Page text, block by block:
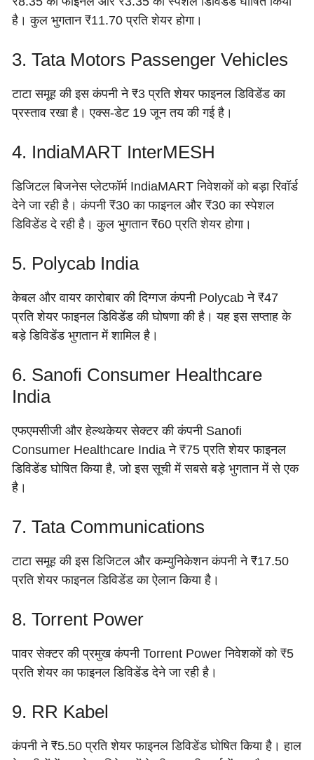
है। कुल भुगतान ₹11.70 प्रति शेयर होगा।
3. Tata Motors Passenger Vehicles
टाटा समूह की इस कंपनी ने ₹3 प्रति शेयर फाइनल डिविडेंड का
प्रस्ताव रखा है। एक्स-डेट 19 जून तय की गई है।
4. IndiaMART InterMESH
डिजिटल बिजनेस प्लेटफॉर्म IndiaMART निवेशकों को बड़ा रिवॉर्ड
देने जा रही है। कंपनी ₹30 का फाइनल और ₹30 का स्पेशल
डिविडेंड दे रही है। कुल भुगतान ₹60 प्रति शेयर होगा।
5. Polycab India
केबल और वायर कारोबार की दिग्गज कंपनी Polycab ने ₹47
प्रति शेयर फाइनल डिविडेंड की घोषणा की है। यह इस सप्ताह के
बड़े डिविडेंड भुगतान में शामिल है।
6. Sanofi Consumer Healthcare
India
एफएमसीजी और हेल्थकेयर सेक्टर की कंपनी Sanofi
Consumer Healthcare India ने ₹75 प्रति शेयर फाइनल
डिविडेंड घोषित किया है, जो इस सूची में सबसे बड़े भुगतान में से एक
है।
7. Tata Communications
टाटा समूह की इस डिजिटल और कम्युनिकेशन कंपनी ने ₹17.50
प्रति शेयर फाइनल डिविडेंड का ऐलान किया है।
8. Torrent Power
पावर सेक्टर की प्रमुख कंपनी Torrent Power निवेशकों को ₹5
प्रति शेयर का फाइनल डिविडेंड देने जा रही है।
9. RR Kabel
कंपनी ने ₹5.50 प्रति शेयर फाइनल डिविडेंड घोषित किया है। हाल